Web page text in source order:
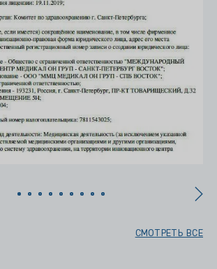
СМОТРЕТЬ ВСЕ